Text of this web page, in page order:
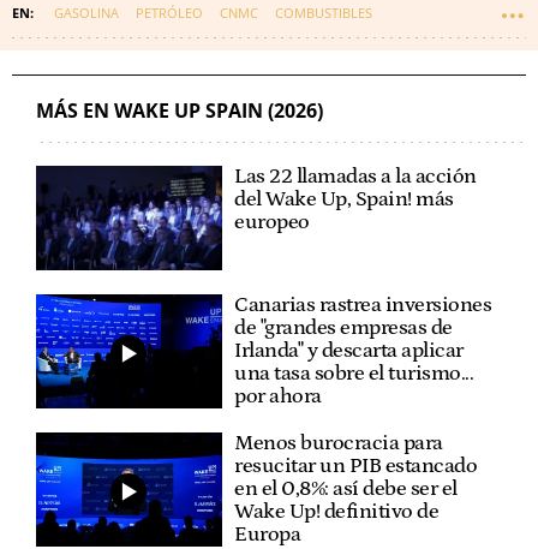
GASOLINA PETRÓLEO CNMC COMBUSTIBLES
WAKE UP SPAIN ENERGÍA - CONSUMO APAGÓN
MÁS EN WAKE UP SPAIN (2026)
Las 22 llamadas a la acción
del Wake Up, Spain! más
europeo
Canarias rastrea inversiones
de "grandes empresas de
Irlanda" y descarta aplicar
una tasa sobre el turismo...
por ahora
Menos burocracia para
resucitar un PIB estancado
en el 0,8%: así debe ser el
Wake Up! definitivo de
Europa